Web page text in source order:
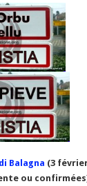
Balagna (3
ou